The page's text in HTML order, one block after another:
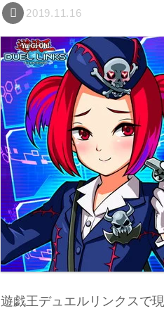
2019.11.16
遊戯王デュエルリンクスで